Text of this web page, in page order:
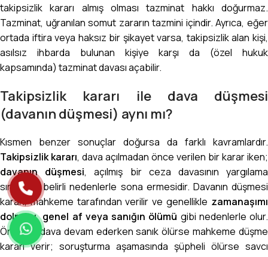
takipsizlik kararı almış olması tazminat hakkı doğurmaz.
Tazminat, uğranılan somut zararın tazmini içindir. Ayrıca, eğer
ortada iftira veya haksız bir şikayet varsa, takipsizlik alan kişi,
asılsız ihbarda bulunan kişiye karşı da (özel hukuk
kapsamında) tazminat davası açabilir.
Takipsizlik kararı ile dava düşmesi
(davanın düşmesi) aynı mı?
Kısmen benzer sonuçlar doğursa da farklı kavramlardır.
Takipsizlik kararı, dava açılmadan önce verilen bir karar iken;
davanın düşmesi, açılmış bir ceza davasının yargılama
sırasında belirli nedenlerle sona ermesidir. Davanın düşmesi
kararı, mahkeme tarafından verilir ve genellikle zamanaşımı
dolması, genel af veya sanığın ölümü gibi nedenlerle olur.
Örneğin, dava devam ederken sanık ölürse mahkeme düşme
kararı verir; soruşturma aşamasında şüpheli ölürse savcı